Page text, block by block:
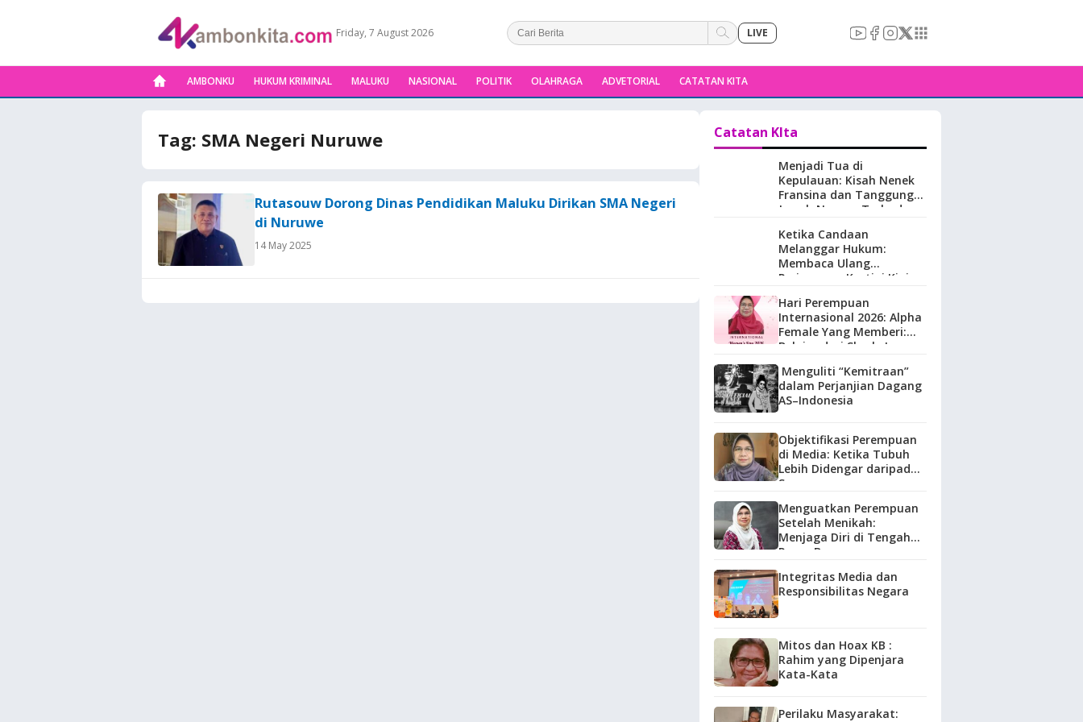
Friday, 7 August 2026 LIVE
AMBONKU HUKUM KRIMINAL MALUKU NASIONAL POLITIK OLAHRAGA ADVETORIAL CATATAN KITA
Tag: SMA Negeri Nuruwe
Rutasouw Dorong Dinas Pendidikan Maluku Dirikan SMA Negeri
di Nuruwe
14 May 2025
Catatan KIta
Menjadi Tua di
Kepulauan: Kisah Nenek
Fransina dan Tanggung
Jawab Negara Terhadap
Maluku.
Ketika Candaan
Melanggar Hukum:
Membaca Ulang
Perjuangan Kartini Kini
Hari Perempuan
Internasional 2026: Alpha
Female Yang Memberi:
Belajar dari Sherly Laos
Menguliti “Kemitraan”
dalam Perjanjian Dagang
AS–Indonesia
Objektifikasi Perempuan
di Media: Ketika Tubuh
Lebih Didengar daripada
Suara
Menguatkan Perempuan
Setelah Menikah:
Menjaga Diri di Tengah
Peran Baru
Integritas Media dan
Responsibilitas Negara
Mitos dan Hoax KB :
Rahim yang Dipenjara
Kata-Kata
Perilaku Masyarakat: